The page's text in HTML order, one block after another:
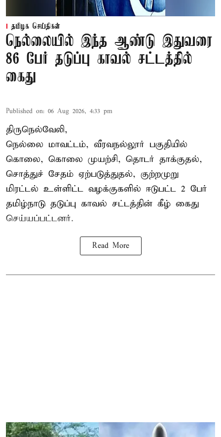
தமிழக செய்திகள்
நெல்லையில் இந்த ஆண்டு இதுவரை
86 பேர் தடுப்பு காவல் சட்டத்தில்
கைது
Published on: 06 Aug 2026, 4:33 pm
திருநெல்வேலி,
நெல்லை மாவட்டம், வீரவநல்லூர் பகுதியில்
கொலை, கொலை முயற்சி, தொடர் தாக்குதல்,
சொத்துச் சேதம் ஏற்படுத்துதல், குற்றமுறு
மிரட்டல் உள்ளிட்ட வழக்குகளில் ஈடுபட்ட 2 பேர்
தமிழ்நாடு தடுப்பு காவல் சட்டத்தின் கீழ் கைது
செய்யப்பட்டனர்.
Read More